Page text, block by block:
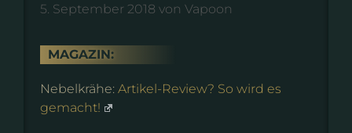
5. September 2018 von Vapoon
MAGAZIN:
Nebelkrähe: Artikel-Review? So wird es
gemacht!